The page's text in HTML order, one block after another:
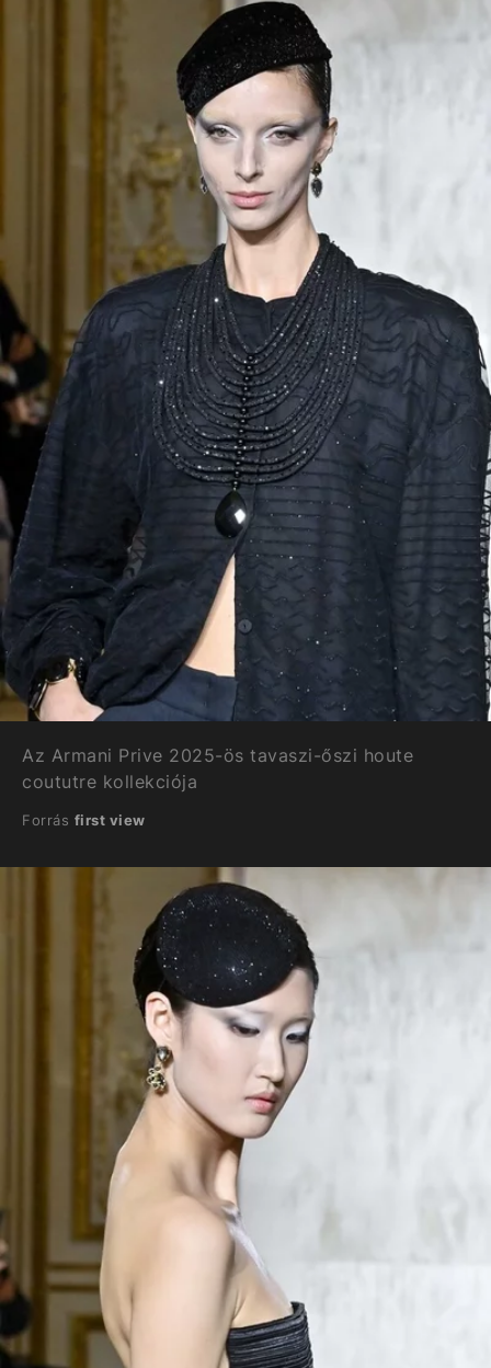
Az Armani Prive 2025-ös tavaszi-őszi houte
coututre kollekciója
Forrás first view